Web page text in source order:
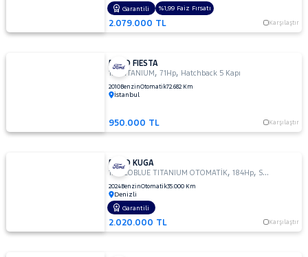
2.079.000 TL Karşılaştır
Garantili %1,99 Faiz Fırsatı
FORD FIESTA
1.4 TITANIUM ,71Hp, Hatchback 5 Kapı
2010BenzinOtomatik72.682 Km
İstanbul
950.000 TL Karşılaştır
FORD KUGA
1.5 ECOBLUE TITANIUM OTOMATİK,184Hp, SUV
2024BenzinOtomatik35.000 Km
Denizli
2.020.000 TL Karşılaştır
Garantili